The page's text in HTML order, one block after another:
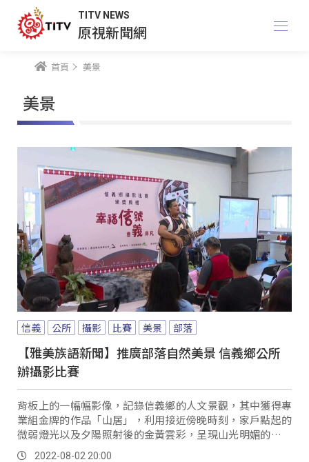
TITV NEWS
原視新聞網
首頁 美景
美景
信義 公所 攝影 比賽 美景 部落
【雅美族語新聞】推廣部落自然美景 信義鄉公所
辦攝影比賽
背板上的一幅幅影像，記錄信義鄉的人文景觀，其中獲得專
業組金牌的作品「山居」，利用接近傍晚時刻，家戶點起的
微弱燈光以及夕陽照射後的金黃雲彩，呈現山光明媚的原鄉
景色，另外銀牌作品&#8221;歲時祭儀真情...。
2022-08-02 20:00